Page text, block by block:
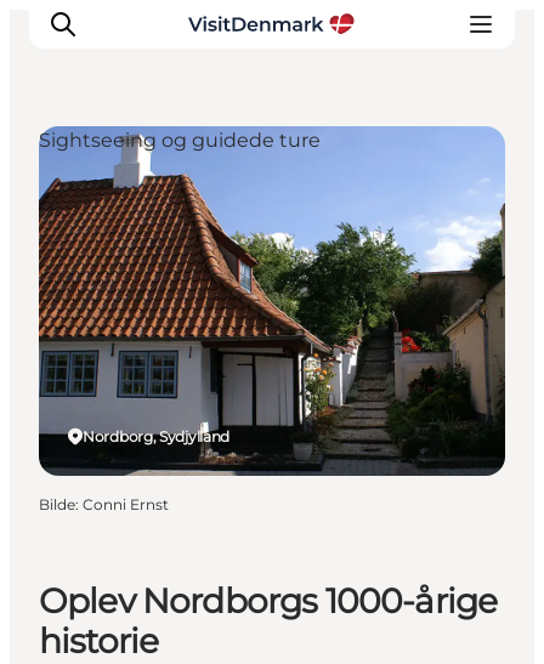
Inspirasjon
Reisemål
Aktiviteter
Overnatting
Planlegg reisen
Oplev Nordborgs 1000-årige
historie
Nordborg, Sydjylland
Sightseeing og guidede ture
Bilde: Conni Ernst